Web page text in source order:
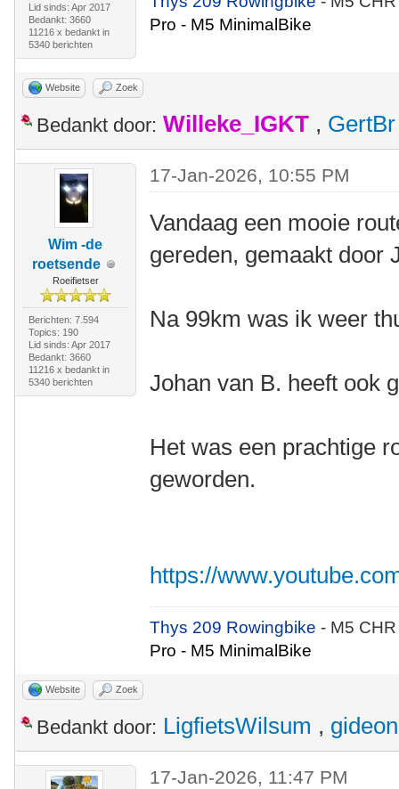
Lid sinds: Apr 2017
Bedankt: 3660
11216 x bedankt in
5340 berichten
Pro - M5 MinimalBike
Website Zoek
Bedankt door: Willeke_IGKT , GertBr
Wim -de
roetsende
Roeifietser
Berichten: 7.594
Topics: 190
Lid sinds: Apr 2017
Bedankt: 3660
11216 x bedankt in
5340 berichten
17-Jan-2026, 10:55 PM
Vandaag een mooie
gereden, gemaakt door
Na 99km was ik weer
Johan van B. heeft ook
Het was een prachtige
geworden.
https://
Thys 209 Rowingbike- M5
Pro - M5 MinimalBike
Website Zoek
Bedankt door: LigfietsWilsum , gideon
17-Jan-2026, 11:47 PM